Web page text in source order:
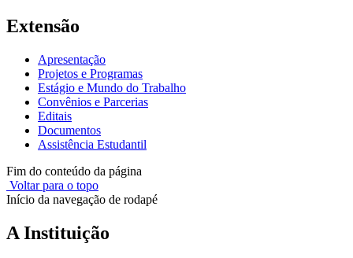
Extensão
Apresentação
Projetos e Programas
Estágio e Mundo do Trabalho
Convênios e Parcerias
Editais
Documentos
Assistência Estudantil
Fim do conteúdo da página
Voltar para o topo
Início da navegação de rodapé
A Instituição